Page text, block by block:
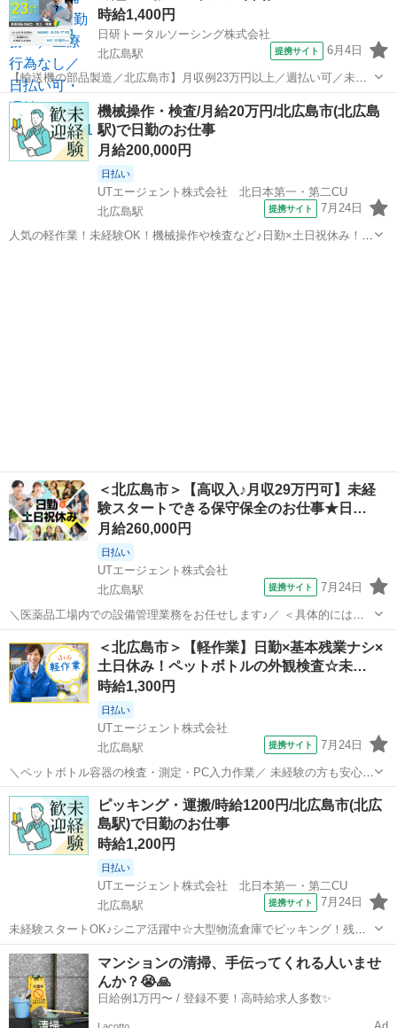
時給1,400円
日研トータルソーシング株式会社
北広島駅
提携サイト 6月4日
【輸送機の部品製造／北広島市】月収例23万円以上／週払い可／未経
験OK！／車通勤OK《お仕事No.1A022》 お仕事について トラック・
トレーラー等の輸送用車両に使用される部品製造を行います。主に部
品の組立・加工及び検査...
北海道 北広島市 北広島駅 その他
機械操作・検査/月給20万円/北広島市(北広島
駅)で日勤のお仕事
月給200,000円
日払い
UTエージェント株式会社 北日本第一・第二CU
北広島駅
提携サイト 7月24日
人気の軽作業！未経験OK！機械操作や検査など♪日勤×土日祝休み！空
＜北広島市＞【高収入♪月収29万円可】未経
験スタートできる保守保全のお仕事★日…
月給260,000円
日払い
UTエージェント株式会社
北広島駅
提携サイト 7月24日
＼医薬品工場内での設備管理業務をお任せします♪／ ＜具体的には…
＞ ◆ユーティリティ設備(電気、水、蒸気、冷温水等)の運転、 監
視、保全、補修 ◆水全般(上水、井水、冷却水等)の
供給、 排水に関わる設備...
北広島駅 工場
＜北広島市＞【軽作業】日勤×基本残業ナシ×
土日休み！ペットボトルの外観検査☆未…
時給1,300円
日払い
UTエージェント株式会社
北広島駅
提携サイト 7月24日
＼ペットボトル容器の検査・測定・PC入力作業／ 未経験の方も安心し
て始められる軽作業♪ ＜具体的には…＞ ◆製品の外観検査 ◆ノギスや
測定器を使用した測定 ◆PCへの検査結果入力 ☆ノギスとは…対象物
を挟んだり当てたりし...
北海道 北広島市 北広島駅 工場
ピッキング・運搬/時給1200円/北広島市(北広
島駅)で日勤のお仕事
時給1,200円
日払い
UTエージェント株式会社 北日本第一・第二CU
北広島駅
提携サイト 7月24日
未経験スタートOK♪シニア活躍中☆大型物流倉庫でピッキング！残業
少なめ♪格安食堂あり 【キャンペーン】 【デジタルギフト】 赴任での
新規ご入社の方に！入社日に現金化可能なデジタルギフトで2万円分支
給♪ 【日払い制度】 利...
北海道 北広島市 仕分け
マンションの清掃、手伝ってくれる人いませ
んか？😭🙏
日給例1万円〜 / 登録不要！高時給求人多数✨